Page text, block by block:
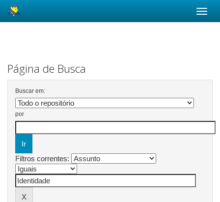
Página de Busca
Buscar em:
por
Filtros correntes: